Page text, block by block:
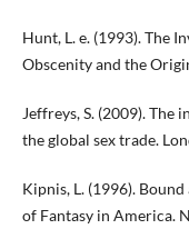
Hunt, L. e. (1993). The
Obscenity and the
Jeffreys, S. (2009).
the global sex trade.
Kipnis, L. (1996).
of Fantasy in America.